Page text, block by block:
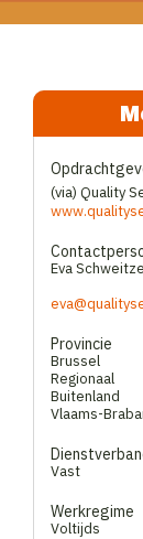
(via) Quality
Eva
Provincie
Brussel
Regionaal
Buitenland
Vlaams-
Vast
Werkregime
Voltijds